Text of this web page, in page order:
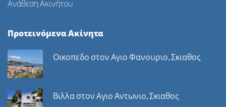
Ανάθεση Ακινήτου
Προτεινόμενα Ακίνητα
Οικοπεδο στον Αγιο Φανουριο, Σκιαθος
Βιλλα στον Αγιο Αντωνιο, Σκιαθος